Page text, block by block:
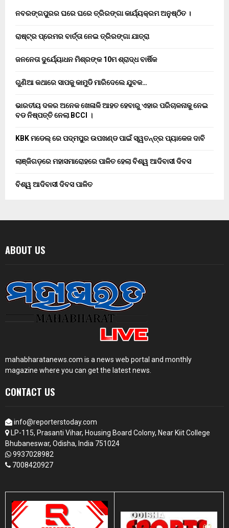
ନବରଙ୍ଗପୁରର ଘରେ ଘରେ ତ୍ରିରଙ୍ଗା କାର୍ଯ୍ୟକ୍ରମ ଅନୁଷ୍ଠିତ ।
ରାଷ୍ଟ୍ର ପ୍ରେମର ବାର୍ତ୍ତା ନେଇ ତ୍ରିରଙ୍ଗା ଯାତ୍ରା
ଜନନେତା ଦୁର୍ଯ୍ୟୋଧନ ମିଶ୍ରଙ୍କ 10ମ ଶ୍ରାଦ୍ଧ ବାର୍ଷିକ
ଗୁଣିଆ କଥାରେ ସାପକୁ କାମୁଡି ମାରିଦେଲେ ଯୁବକ…
ଭାରତୀୟ ଦଳର ଅନେକ ଖେଳାଳି ଆହତ ହେବାରୁ ଏହାର ପରିଚାଳନାକୁ ନେଇ
ବଡ ନିଷ୍ପତ୍ତି ନେଲା BCCI ।
KBK ମଡେଲ୍ ରେ ପଦ୍ମପୁର ଉପଖଣ୍ଡ ପାଇଁ ସ୍ୱତନ୍ତ୍ର ପ୍ୟାକେଜ ଦାବି
ଲାଞ୍ଜିଗଡ଼ରେ ମହାସମାରୋହରେ ପାଳିତ ହେଲା ବିଶ୍ୱ ଆଦିବାସୀ ଦିବସ
ବିଶ୍ୱ ଆଦିବାସୀ ଦିବସ ପାଳିତ
ABOUT US
mahabharatanews.com is a news web portal and monthly
magazine where you can get the latest news.
CONTACT US
info@reporterstoday.com
LP-115, Prasanti Vihar, Housing Board Colony, Near Kiit College
Bhubaneswar, Odisha, India 751024
9937028982
7008420927